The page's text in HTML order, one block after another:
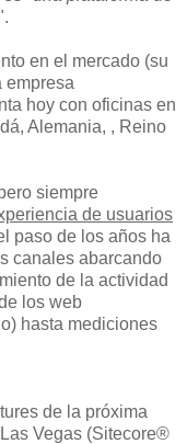
en el mercado (su
empresa
hoy con oficinas en
Alemania, , Reino
siempre
de usuarios
paso de los años ha
canales abarcando
de la actividad
los web
hasta mediciones
de la próxima
Vegas (Sitecore®